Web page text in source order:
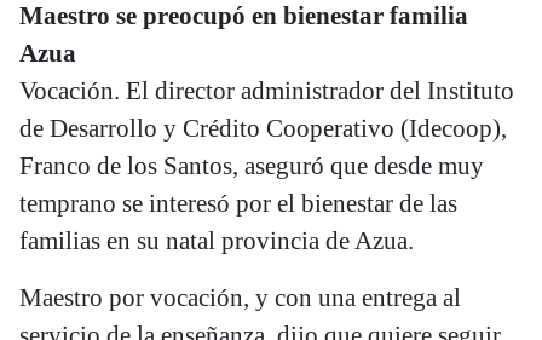
Maestro se preocupó en bienestar familia
Azua
Vocación. El director administrador del Instituto
de Desarrollo y Crédito Cooperativo (Idecoop),
Franco de los Santos, aseguró que desde muy
temprano se interesó por el bienestar de las
familias en su natal provincia de Azua.
Maestro por vocación, y con una entrega al